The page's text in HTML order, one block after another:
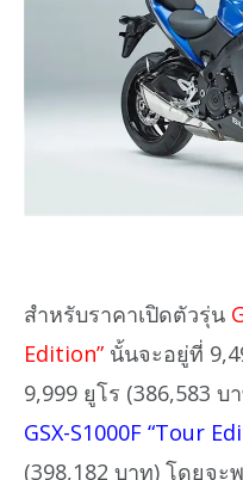
สำหรับราคาเปิดตัวรุ่น
Edition” นั้นจะอยู่ที่
9,999 ยูโร (386,583
GSX-S1000F “Tour
(398,182 บาท) โดยจะ